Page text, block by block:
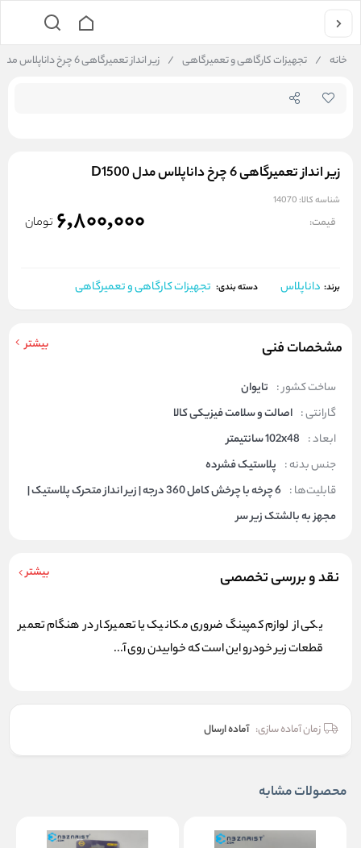
خانه / تجهیزات کارگاهی و تعمیرگاهی / زیر انداز تعمیرگاهی 6 چرخ داناپلاس مدل D1500
زیر انداز تعمیرگاهی 6 چرخ داناپلاس مدل D1500
شناسه کالا: 14070
قیمت: 6,800,000 تومان
برند: داناپلاس دسته بندی: تجهیزات کارگاهی و تعمیرگاهی
مشخصات فنی بیشتر
ساخت کشور : تایوان
گارانتی : اصالت و سلامت فیزیکی کالا
ابعاد : 102x48 سانتیمتر
جنس بدنه : پلاستیک فشرده
قابلیت‌ها :
6 چرخه با چرخش کامل 360 درجه | زیر انداز متحرک پلاستیک |
مجهز به بالشتک زیر سر
نقد و بررسی تخصصی بیشتر
یکی از لوازم کمپینگ ضروری مکانیک یا تعمیرکار در هنگام تعمیر
قطعات زیر خودرو این است که خوابیدن روی آ...
زمان آماده سازی: آماده ارسال
محصولات مشابه